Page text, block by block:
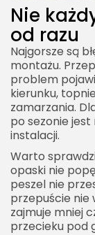
Nie
od razu
Najgorsze są
montażu.
problem
kierunku,
zamarzania.
po sezonie
instalacji.
Warto
opaski nie
peszel nie
przepuście nie
zajmuje mniej
przecieku pod